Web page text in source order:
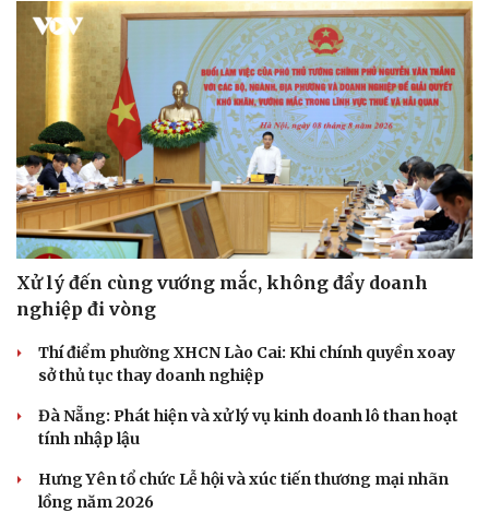
Xử lý đến cùng vướng mắc, không đẩy doanh
nghiệp đi vòng
Thí điểm phường XHCN Lào Cai: Khi chính quyền xoay
sở thủ tục thay doanh nghiệp
Đà Nẵng: Phát hiện và xử lý vụ kinh doanh lô than hoạt
tính nhập lậu
Hưng Yên tổ chức Lễ hội và xúc tiến thương mại nhãn
lồng năm 2026